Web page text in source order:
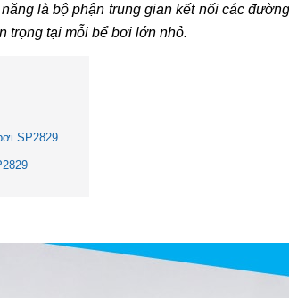
là bộ phận trung gian kết nối các
trọng tại mỗi bể bơi lớn nhỏ.
SP2829